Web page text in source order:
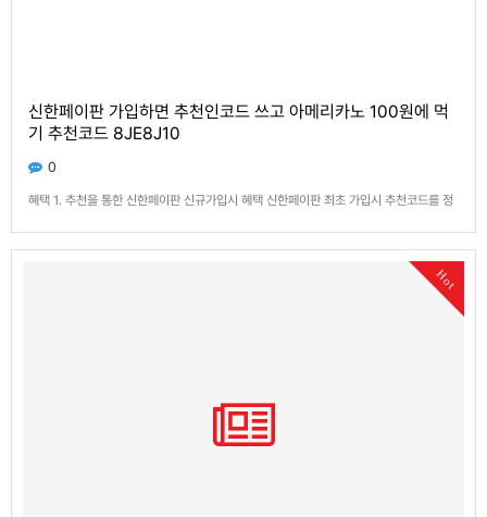
신한페이판 가입하면 추천인코드 쓰고 아메리카노 100원에 먹
기 추천코드 8JE8J10
0
혜택 1. 추천을 통한 신한페이판 신규가입시 혜택 신한페이판 최초 가입시 추천코드를 정
다. (진입경로 : ‘친구추천 기프트팩’> 전용 ‘구매하기’ 배너 > 전용 구매 페이지…
Hot